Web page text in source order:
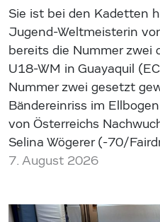
Sie ist bei den Kadetten
Jugend-Weltmeisterin
bereits die Nummer zwei
U18-WM in Guayaquil
Nummer zwei gesetzt
Bändereinriss im
von Österreichs
Selina Wögerer (-70/
7. August 2026